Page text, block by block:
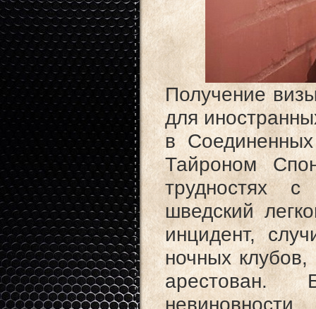
Получение
для
в
Тайроном
трудностях
шведский
инцидент,
ночных